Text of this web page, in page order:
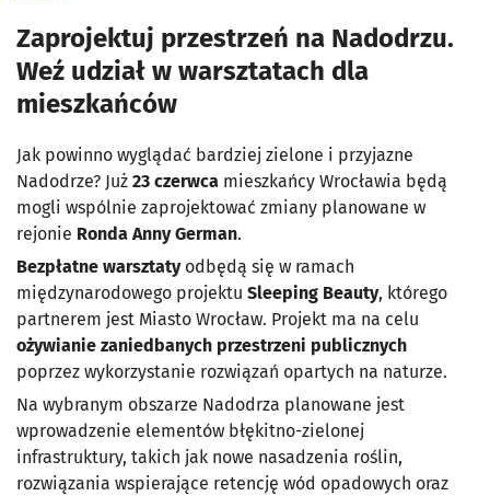
Zaprojektuj przestrzeń na Nadodrzu.
Weź udział w warsztatach dla
mieszkańców
Jak powinno wyglądać bardziej zielone i przyjazne
Nadodrze? Już 23 czerwca mieszkańcy Wrocławia będą
mogli wspólnie zaprojektować zmiany planowane w
rejonie Ronda Anny German.
Bezpłatne warsztaty odbędą się w ramach
międzynarodowego projektu Sleeping Beauty, którego
partnerem jest Miasto Wrocław. Projekt ma na celu
ożywianie zaniedbanych przestrzeni publicznych
poprzez wykorzystanie rozwiązań opartych na naturze.
Na wybranym obszarze Nadodrza planowane jest
wprowadzenie elementów błękitno-zielonej
infrastruktury, takich jak nowe nasadzenia roślin,
rozwiązania wspierające retencję wód opadowych oraz